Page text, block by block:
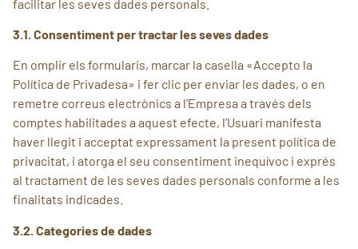
facilitar les seves dades personals.
3.1. Consentiment per tractar les seves dades
En omplir els formularis, marcar la casella «Accepto la
Política de Privadesa» i fer clic per enviar les dades, o en
remetre correus electrònics a l’Empresa a través dels
comptes habilitades a aquest efecte, l’Usuari manifesta
haver llegit i acceptat expressament la present política de
privacitat, i atorga el seu consentiment inequívoc i exprés
al tractament de les seves dades personals conforme a les
finalitats indicades.
3.2. Categories de dades